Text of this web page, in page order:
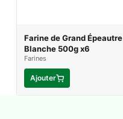
Farine de Grand Épeautre
Blanche 500g x6
Farines
Ajouter